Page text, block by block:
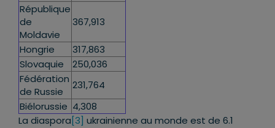
République
de
Moldavie
367,913
Hongrie
317,863
Slovaquie
250,036
Fédération
de Russie
231,764
Biélorussie 4,308
La diaspora[3] ukrainienne au monde est de 6.1